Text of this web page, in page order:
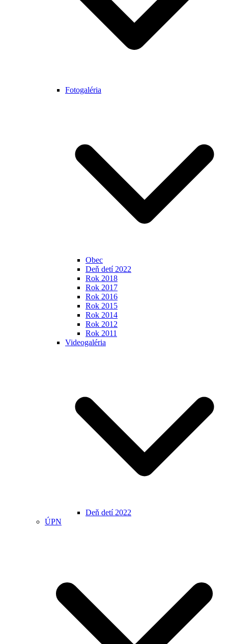
Fotogaléria
Obec
Deň detí 2022
Rok 2018
Rok 2017
Rok 2016
Rok 2015
Rok 2014
Rok 2012
Rok 2011
Videogaléria
Deň detí 2022
ÚPN